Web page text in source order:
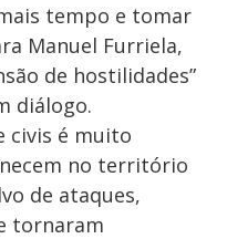
tempo e tomar
Manuel Furriela,
de hostilidades”
diálogo.
civis é muito
no território
de ataques,
tornaram